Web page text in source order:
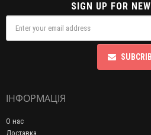
SIGN UP FOR
ІНФОРМАЦІЯ
О нас
Доставка